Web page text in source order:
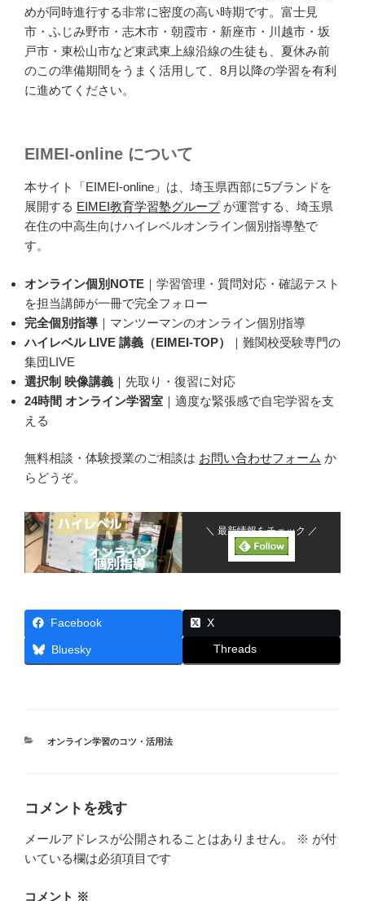
めが同時進行する非常に密度の高い時期です。富士見
市・ふじみ野市・志木市・朝霞市・新座市・川越市・坂
戸市・東松山市など東武東上線沿線の生徒も、夏休み前
のこの準備期間をうまく活用して、8月以降の学習を有利
に進めてください。
EIMEI-online について
本サイト「EIMEI-online」は、埼玉県西部に5ブランドを
展開する EIMEI教育学習塾グループが運営する、埼玉県
在住の中高生向けハイレベルオンライン個別指導塾で
す。
オンライン個別NOTE ｜学習管理・質問対応・確認テスト
を担当講師が一冊で完全フォロー
完全個別指導 ｜マンツーマンのオンライン個別指導
ハイレベル LIVE 講義（EIMEI-TOP）
｜難関校受験専門の
集団LIVE
選択制 映像講義 ｜先取り・復習に対応
24時間 オンライン学習室 ｜適度な緊張感で自宅学習を支
える
無料相談・体験授業のご相談は お問い合わせフォーム か
らどうぞ。
＼ 最新情報をチェック ／
Facebook X
Bluesky Threads
カ
オンライン学習のコツ・活用法
コメントを残す
メールアドレスが公開されることはありません。 ※ が付
いている欄は必須項目です
コメント ※